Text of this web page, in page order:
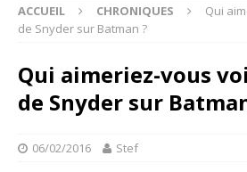
ACCUEIL CHRONIQUES
Qui
de Snyder sur Batman ?
Qui aimeriez-vous
de Snyder sur
06/02/2016 Stef